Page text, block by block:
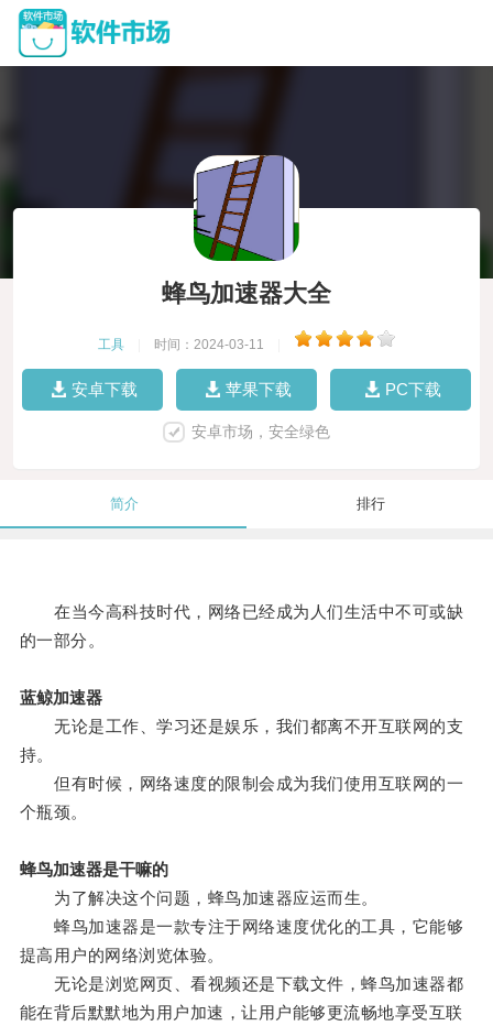
蜂鸟加速器大全
工具 时间：2024-03-11
安卓下载 苹果下载 PC下载
安卓市场，安全绿色
简介 排行
在当今高科技时代，网络已经成为人们生活中不可或缺
的一部分。
蓝鲸加速器
无论是工作、学习还是娱乐，我们都离不开互联网的支
持。
但有时候，网络速度的限制会成为我们使用互联网的一
个瓶颈。
蜂鸟加速器是干嘛的
为了解决这个问题，蜂鸟加速器应运而生。
蜂鸟加速器是一款专注于网络速度优化的工具，它能够
提高用户的网络浏览体验。
无论是浏览网页、看视频还是下载文件，蜂鸟加速器都
能在背后默默地为用户加速，让用户能够更流畅地享受互联